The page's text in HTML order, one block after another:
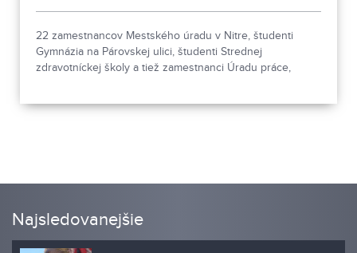
22 zamestnancov Mestského úradu v Nitre, študenti
Gymnázia na Párovskej ulici, študenti Strednej
zdravotníckej školy a tiež zamestnanci Úradu práce,
Najsledovanejšie